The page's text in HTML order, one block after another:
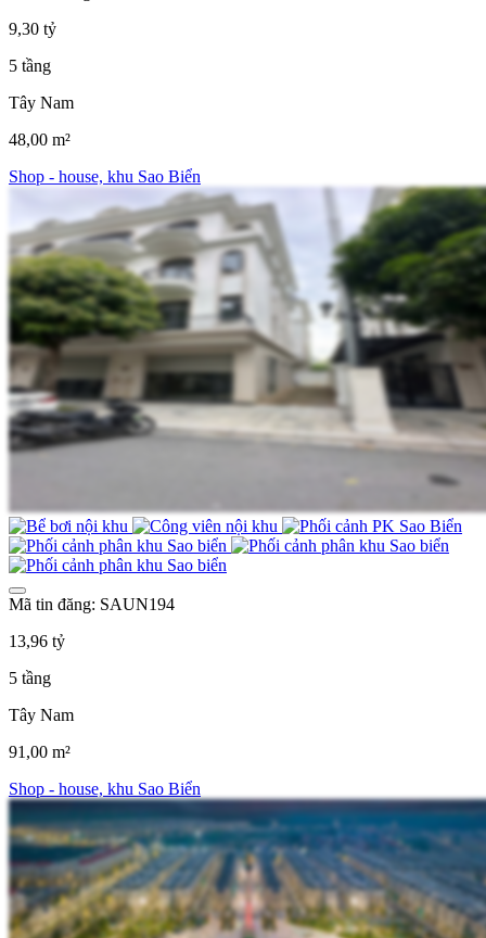
9,30 tỷ
5 tầng
Tây Nam
48,00 m²
Shop - house, khu Sao Biển
Mã tin đăng: SAUN194
13,96 tỷ
5 tầng
Tây Nam
91,00 m²
Shop - house, khu Sao Biển